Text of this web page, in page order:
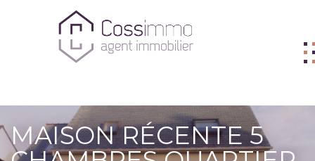
ACHETER
VENDRE
MAISON RÉCENTE 5